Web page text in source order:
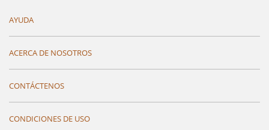
AYUDA
ACERCA DE NOSOTROS
CONTÁCTENOS
CONDICIONES DE USO